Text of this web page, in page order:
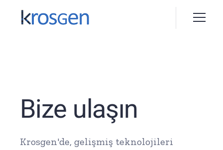
Bize ulaşın
Krosgen'de, gelişmiş teknolojileri